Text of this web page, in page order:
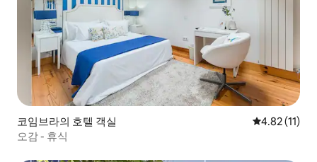
코임브라의 호텔 객실 평점 4.82점
4.82 (11)
오감 - 휴식